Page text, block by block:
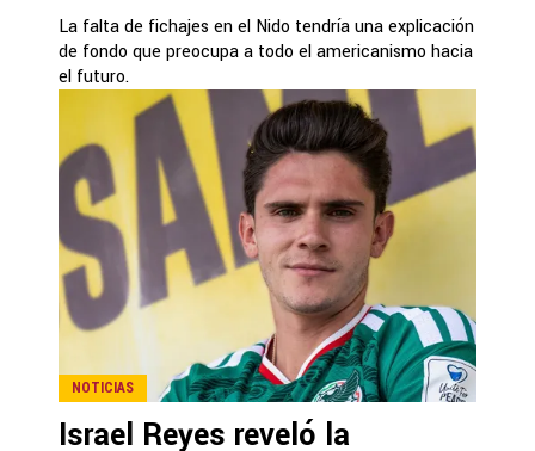
La falta de fichajes en el Nido tendría una explicación
de fondo que preocupa a todo el americanismo hacia
el futuro.
NOTICIAS
Israel Reyes reveló la